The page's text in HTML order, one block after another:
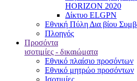
HORIZON 2020
Δίκτυο ELGPN
Εθνική Πύλη Δια βίου
Πλοηγός
Προσόντα
ισοτιμίες - δικαιώματα
Εθνικό πλαίσιο προσόντων
Εθνικό μητρώο προσόντων
Ισοτιμίες